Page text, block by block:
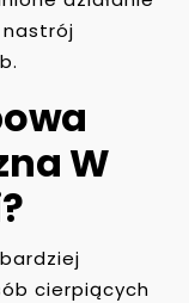
W
cierpiących